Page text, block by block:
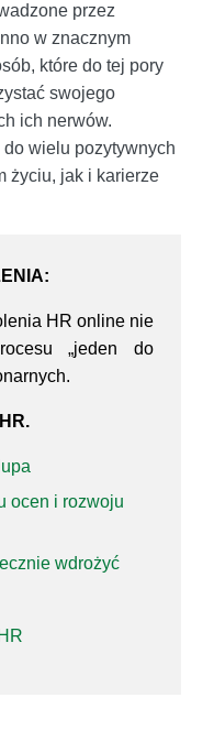
przez
w znacznym
które do tej pory
swojego
ich nerwów.
wielu pozytywnych
życiu, jak i karierze
HR online nie
„jeden do
ocen i rozwoju
wdrożyć